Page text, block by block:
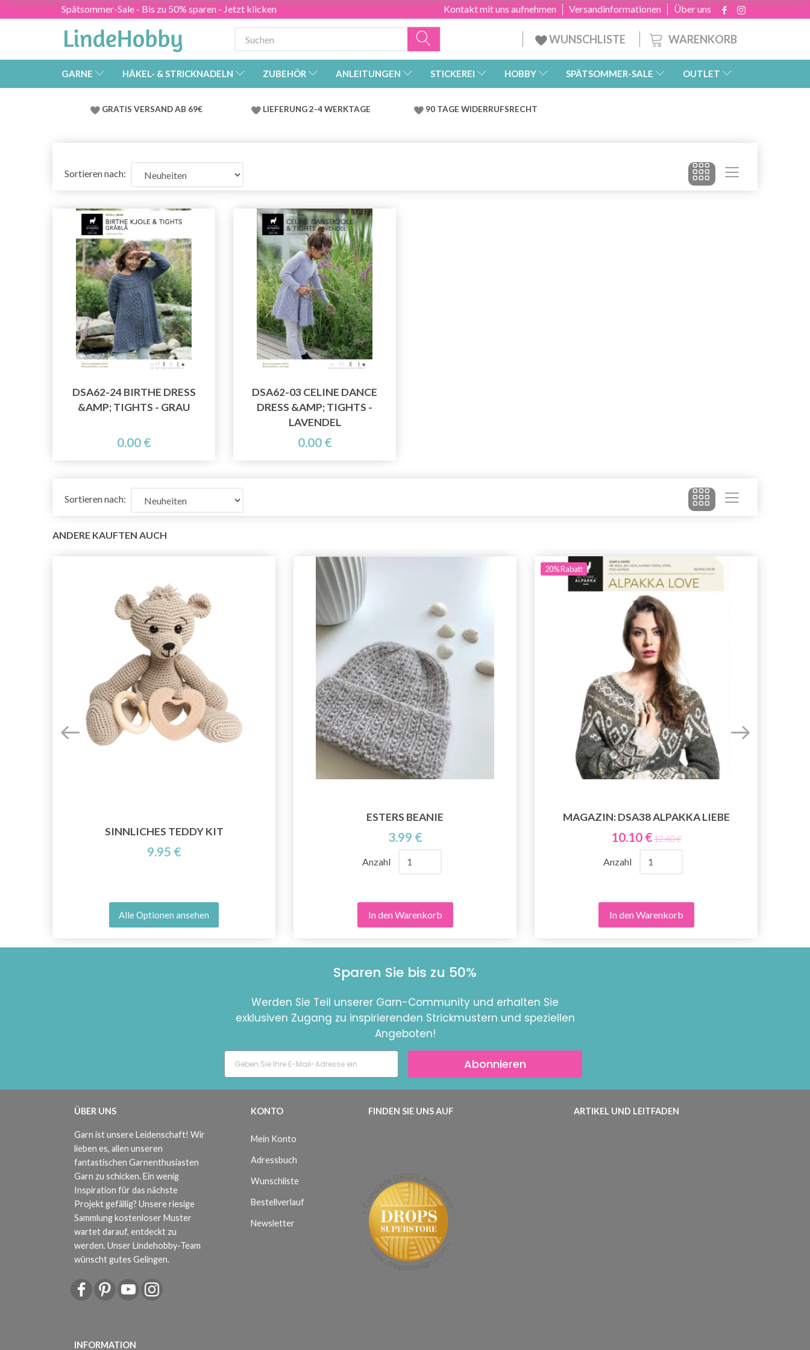
Spätsommer-Sale - Bis zu 50% sparen - Jetzt klicken Über uns
Versandinformationen
Kontakt mit uns aufnehmen
WARENKORB
WUNSCHLISTE
GARNE HÄKEL- & STRICKNADELN ZUBEHÖR ANLEITUNGEN STICKEREI HOBBY SPÄTSOMMER-SALE OUTLET
GRATIS VERSAND AB 69€ LIEFERUNG 2-4 WERKTAGE 90 TAGE WIDERRUFSRECHT
Sortieren nach:
DSA62-24 BIRTHE DRESS
&AMP; TIGHTS - GRAU
0.00 €
DSA62-03 CELINE DANCE
DRESS &AMP; TIGHTS -
LAVENDEL
0.00 €
Sortieren nach:
ANDERE KAUFTEN AUCH
SINNLICHES TEDDY KIT
9.95 €
Alle Optionen ansehen
ESTERS BEANIE
3.99 €
Anzahl
In den Warenkorb
20%Rabatt
MAGAZIN: DSA38 ALPAKKA LIEBE
10.10 €12.60 €
Anzahl
In den Warenkorb
Sparen Sie bis zu 50%
Werden Sie Teil unserer Garn-Community und erhalten Sie
exklusiven Zugang zu inspirierenden Strickmustern und speziellen
Angeboten!
Abonnieren
ÜBER UNS
Garn ist unsere Leidenschaft! Wir
lieben es, allen unseren
fantastischen Garnenthusiasten
Garn zu schicken. Ein wenig
Inspiration für das nächste
Projekt gefällig? Unsere riesige
Sammlung kostenloser Muster
wartet darauf, entdeckt zu
werden. Unser Lindehobby-Team
wünscht gutes Gelingen.
INFORMATION
KONTO
Mein Konto
Adressbuch
Wunschliste
Bestellverlauf
Newsletter
FINDEN SIE UNS AUF ARTIKEL UND LEITFADEN